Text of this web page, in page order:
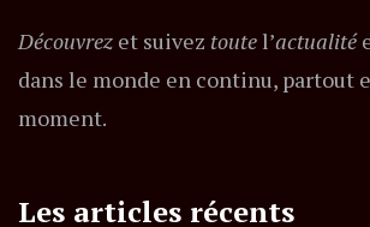
Découvrez et suivez toutel’actualité
dans le monde en continu, partout
moment.
Les articles récents